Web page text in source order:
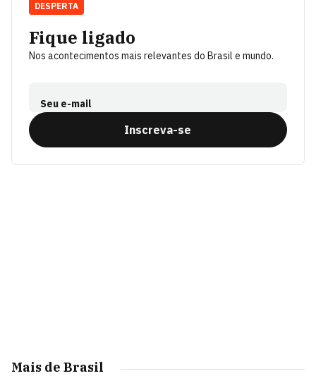
Fique ligado
Nos acontecimentos mais relevantes do Brasil e mundo.
Seu e-mail
Inscreva-se
DESPERTA
Mais de Brasil